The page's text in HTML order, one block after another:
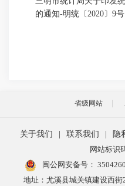
的通知-明统〔2020〕9
省级网站
关于我们 联系我们 隐
网站标识
闽公网安备号：
地址：尤溪县城关镇建设西